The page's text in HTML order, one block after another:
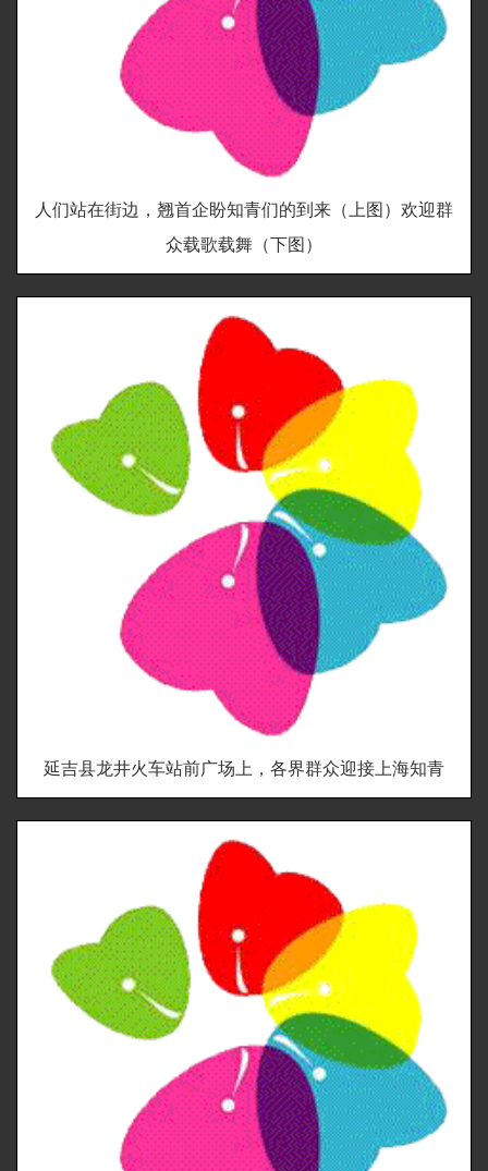
人们站在街边，翘首企盼知青们的到来（上图）欢迎群
众载歌载舞（下图）
延吉县龙井火车站前广场上，各界群众迎接上海知青